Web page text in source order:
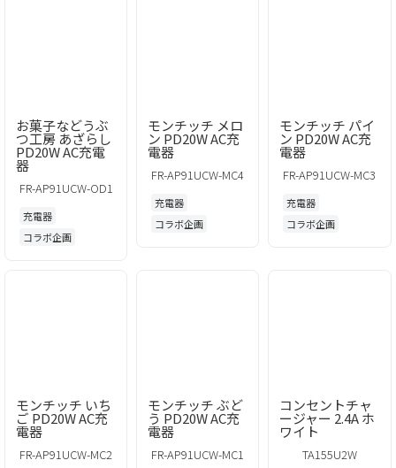
お菓子などうぶ
つ工房 あざらし
PD20W AC充電
器
FR-AP91UCW-OD1
充電器
コラボ企画
モンチッチ メロ
ン PD20W AC充
電器
FR-AP91UCW-MC4
充電器
コラボ企画
モンチッチ パイ
ン PD20W AC充
電器
FR-AP91UCW-MC3
充電器
コラボ企画
モンチッチ いち
ご PD20W AC充
電器
FR-AP91UCW-MC2
モンチッチ ぶど
う PD20W AC充
電器
FR-AP91UCW-MC1
コンセントチャ
ージャー 2.4A ホ
ワイト
TA155U2W